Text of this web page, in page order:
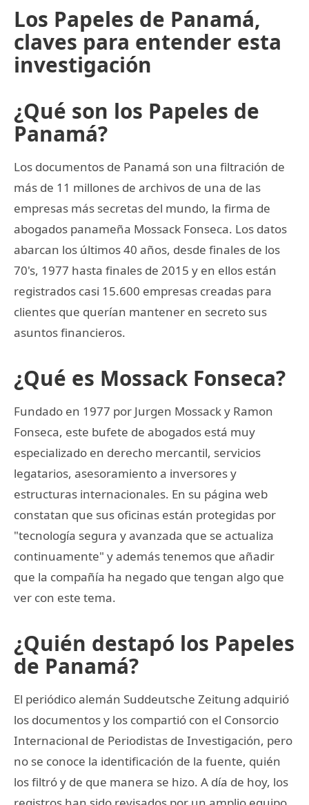
Los Papeles de Panamá,
claves para entender esta
investigación
¿Qué son los Papeles de
Panamá?
Los documentos de Panamá son una filtración de
más de 11 millones de archivos de una de las
empresas más secretas del mundo, la firma de
abogados panameña Mossack Fonseca. Los datos
abarcan los últimos 40 años, desde finales de los
70's, 1977 hasta finales de 2015 y en ellos están
registrados casi 15.600 empresas creadas para
clientes que querían mantener en secreto sus
asuntos financieros.
¿Qué es Mossack Fonseca?
Fundado en 1977 por Jurgen Mossack y Ramon
Fonseca, este bufete de abogados está muy
especializado en derecho mercantil, servicios
legatarios, asesoramiento a inversores y
estructuras internacionales. En su página web
constatan que sus oficinas están protegidas por
"tecnología segura y avanzada que se actualiza
continuamente" y además tenemos que añadir
que la compañía ha negado que tengan algo que
ver con este tema.
¿Quién destapó los Papeles
de Panamá?
El periódico alemán Suddeutsche Zeitung adquirió
los documentos y los compartió con el Consorcio
Internacional de Periodistas de Investigación, pero
no se conoce la identificación de la fuente, quién
los filtró y de que manera se hizo. A día de hoy, los